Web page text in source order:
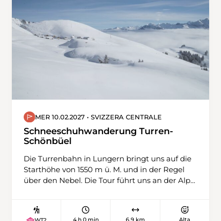
MER 10.02.2027 • SVIZZERA CENTRALE
Schneeschuhwanderung Turren-
Schönbüel
Die Turrenbahn in Lungern bringt uns auf die
Starthöhe von 1550 m ü. M. und in der Regel
über den Nebel. Die Tour führt uns an der Alp
wunderbaren Blick weit ins Mittelland und in